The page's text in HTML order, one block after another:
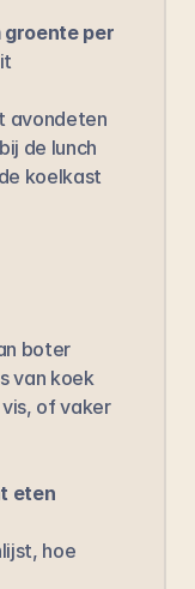
per
avondeten
de lunch
koelkast
boter
van koek
of vaker
eten
hoe